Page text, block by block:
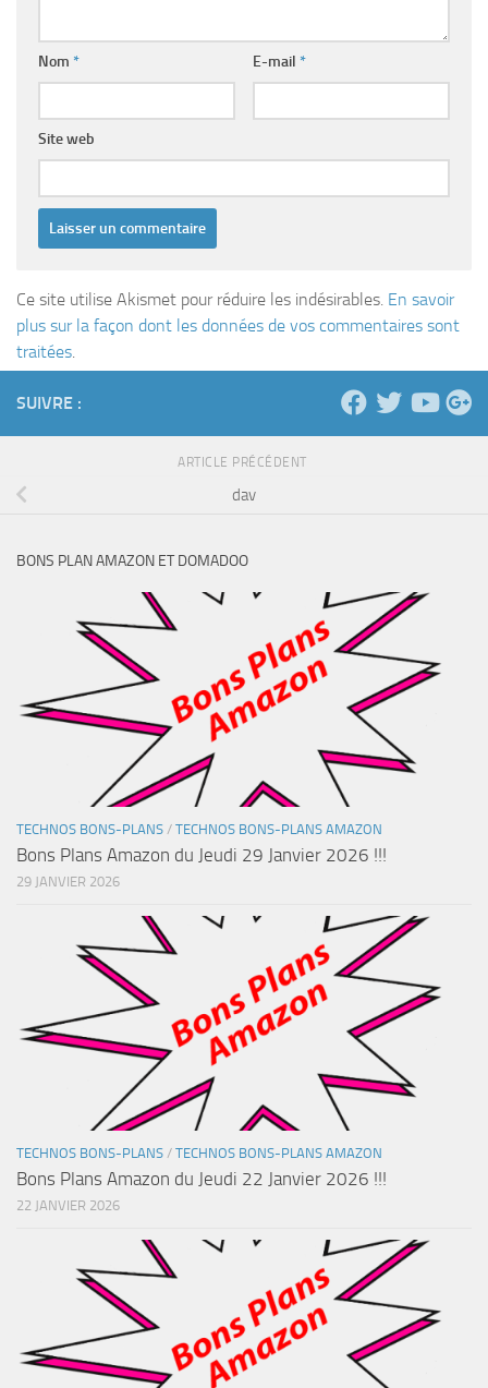
Nom * E-mail *
Site web
Ce site utilise Akismet pour réduire les indésirables. En savoir
plus sur la façon dont les données de vos commentaires sont
traitées.
SUIVRE :
ARTICLE PRÉCÉDENT
dav
BONS PLAN AMAZON ET DOMADOO
TECHNOS BONS-PLANS / TECHNOS BONS-PLANS AMAZON
Bons Plans Amazon du Jeudi 29 Janvier 2026 !!!
29 JANVIER 2026
TECHNOS BONS-PLANS / TECHNOS BONS-PLANS AMAZON
Bons Plans Amazon du Jeudi 22 Janvier 2026 !!!
22 JANVIER 2026